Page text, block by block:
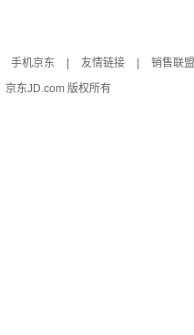
手机京东 友情链接 销售联盟
京东JD.com 版权所有